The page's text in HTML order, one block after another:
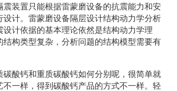
震装置只能根据雷蒙磨设备的抗震能力和安
设计。雷蒙磨设备隔层设计结构动力学分析
计依据的基本理论依然是结构动力学理
结构类型复杂，分析问题的结构模型需要有
碳酸钙和重质碳酸钙如何分别呢，很简单就
一样，得到碳酸钙产品的方式不一样。轻